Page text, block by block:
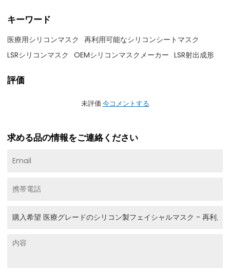
キーワード
医療用シリコンマスク
再利用可能なシリコンシートマスク
LSRシリコンマスク
OEMシリコンマスクメーカー LSR射出成形
評価
未評価 今コメントする
求める品の情報をご連絡ください